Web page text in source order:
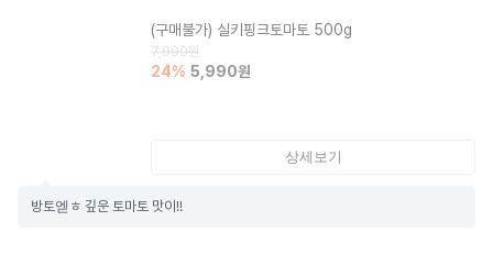
(구매불가) 실키핑크토마토 500g
7,900원
24% 5,990원
상세보기
방토엗ㅎ 깊운 토마토 맛이!!